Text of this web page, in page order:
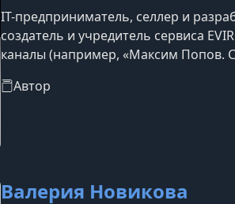
IT-предприниматель, селлер и
создатель и учредитель сервиса
каналы (например, «Максим Попов.
опытом в продвижении, оцифровке,
Автор
Валерия Новикова